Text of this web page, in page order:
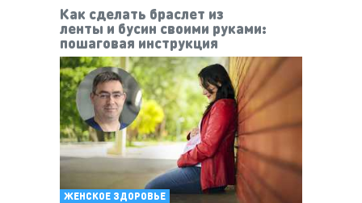
Как сделать браслет из
ленты и бусин своими руками:
пошаговая инструкция
ЖЕНСКОЕ ЗДОРОВЬЕ